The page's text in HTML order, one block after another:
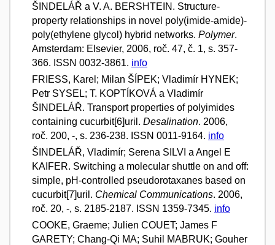
ŠINDELÁŘ a V. A. BERSHTEIN. Structure-
property relationships in novel poly(imide-amide)-
poly(ethylene glycol) hybrid networks. Polymer.
Amsterdam: Elsevier, 2006, roč. 47, č. 1, s. 357-
366. ISSN 0032-3861. info
FRIESS, Karel; Milan ŠÍPEK; Vladimír HYNEK;
Petr SYSEL; T. KOPTÍKOVÁ a Vladimír
ŠINDELÁŘ. Transport properties of polyimides
containing cucurbit[6]uril. Desalination. 2006,
roč. 200, -, s. 236-238. ISSN 0011-9164. info
ŠINDELÁŘ, Vladimír; Serena SILVI a Angel E
KAIFER. Switching a molecular shuttle on and off:
simple, pH-controlled pseudorotaxanes based on
cucurbit[7]uril. Chemical Communications. 2006,
roč. 20, -, s. 2185-2187. ISSN 1359-7345. info
COOKE, Graeme; Julien COUET; James F
GARETY; Chang-Qi MA; Suhil MABRUK; Gouher